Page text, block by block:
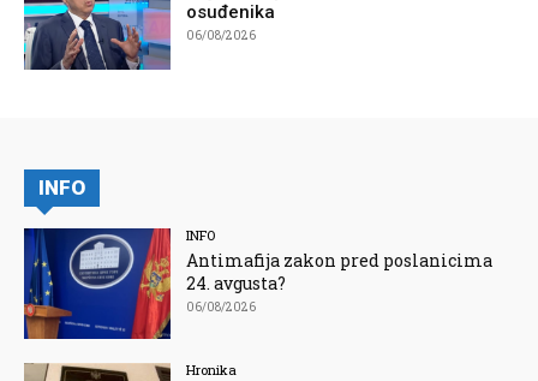
osuđenika
06/08/2026
INFO
INFO
Antimafija zakon pred poslanicima
24. avgusta?
06/08/2026
Hronika